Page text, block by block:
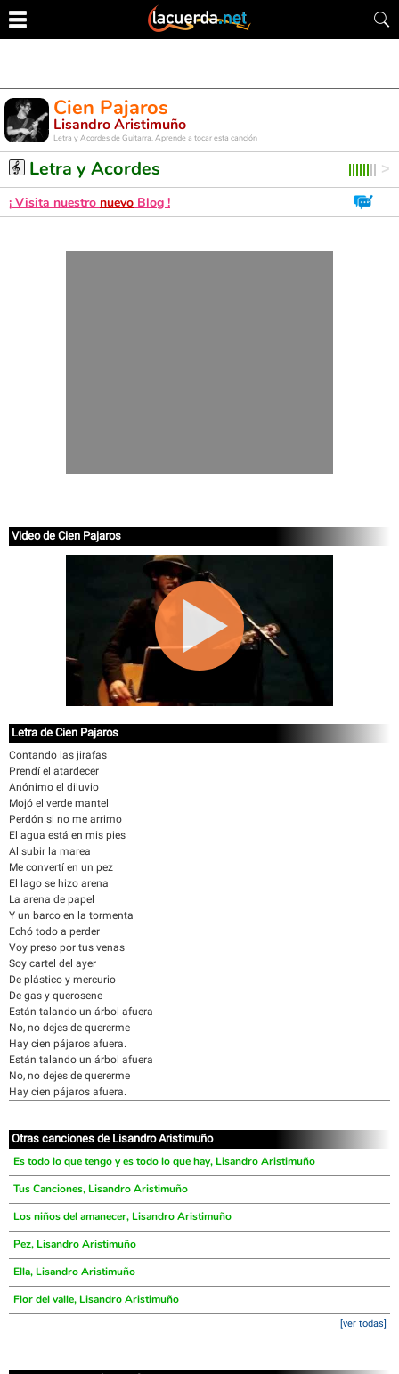
Cien Pajaros
Lisandro Aristimuño
Letra y Acordes de Guitarra. Aprende a tocar esta canción
Letra y Acordes
¡ Visita nuestro nuevo Blog !
Video de Cien Pajaros
Letra de Cien Pajaros
Contando las jirafas
Prendí el atardecer
Anónimo el diluvio
Mojó el verde mantel
Perdón si no me arrimo
El agua está en mis pies
Al subir la marea
Me convertí en un pez
El lago se hizo arena
La arena de papel
Y un barco en la tormenta
Echó todo a perder
Voy preso por tus venas
Soy cartel del ayer
De plástico y mercurio
De gas y querosene
Están talando un árbol afuera
No, no dejes de quererme
Hay cien pájaros afuera.
Están talando un árbol afuera
No, no dejes de quererme
Hay cien pájaros afuera.
Otras canciones de Lisandro Aristimuño
Es todo lo que tengo y es todo lo que hay, Lisandro Aristimuño
Tus Canciones, Lisandro Aristimuño
Los niños del amanecer, Lisandro Aristimuño
Pez, Lisandro Aristimuño
Ella, Lisandro Aristimuño
Flor del valle, Lisandro Aristimuño
[ver todas]